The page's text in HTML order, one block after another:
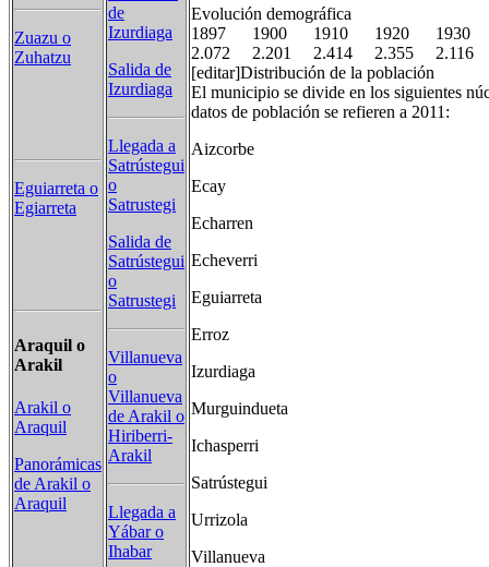
Zuazu o
Zuhatzu
Eguiarreta o
Egiarreta
Araquil o
Arakil
Arakil o
Araquil
Panorámicas
de Arakil o
Araquil
de
Izurdiaga
Salida de
Izurdiaga
Llegada a
Satrústegui
o
Satrustegi
Salida de
Satrústegui
o
Satrustegi
Villanueva
o
Villanueva
de Arakil o
Hiriberri-
Arakil
Llegada a
Yábar o
Ihabar
Evolución demográfica
1897 1900 1910 1920
2.072 2.201 2.414 2.355
[editar]Distribución de la población
El municipio se divide en los siguientes
datos de población se refieren a 2011:
Aizcorbe
Ecay
Echarren
Echeverri
Eguiarreta
Erroz
Izurdiaga
Murguindueta
Ichasperri
Satrústegui
Urrizola
Villanueva